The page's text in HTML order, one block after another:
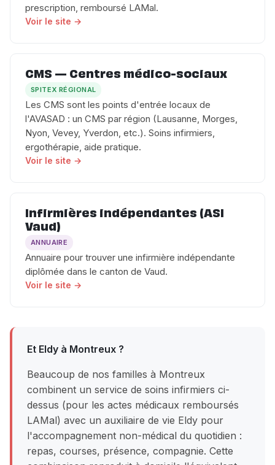
prescription, remboursé LAMal.
Voir le site →
CMS — Centres médico-sociaux
SPITEX RÉGIONAL
Les CMS sont les points d'entrée locaux de
l'AVASAD : un CMS par région (Lausanne, Morges,
Nyon, Vevey, Yverdon, etc.). Soins infirmiers,
ergothérapie, aide pratique.
Voir le site →
Infirmières indépendantes (ASI
Vaud)
ANNUAIRE
Annuaire pour trouver une infirmière indépendante
diplômée dans le canton de Vaud.
Voir le site →
Et Eldy à Montreux ?
Beaucoup de nos familles à Montreux
combinent un service de soins infirmiers ci-
dessus (pour les actes médicaux remboursés
LAMal) avec un auxiliaire de vie Eldy pour
l'accompagnement non-médical du quotidien :
repas, courses, présence, compagnie. Cette